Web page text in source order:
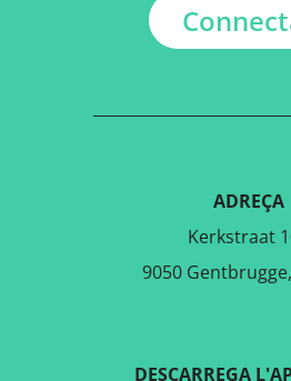
ADREÇA
Kerkstraat
9050
DESCARREGA